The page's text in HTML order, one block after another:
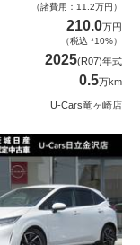
（諸費用：11.2万円）
210.0万円
（税込 *10%）
2025(R07)年式
0.5万km
U-Cars竜ヶ崎店